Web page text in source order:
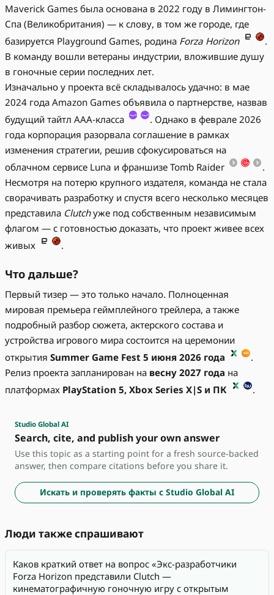
Maverick Games была основана в 2022 году в Лимингтон-
Спа (Великобритания) — к слову, в том же городе, где
базируется Playground Games, родина Forza Horizon
.
В команду вошли ветераны индустрии, вложившие душу
в гоночные серии последних лет.
Изначально у проекта всё складывалось удачно: в мае
2024 года Amazon Games объявила о партнерстве, назвав
будущий тайтл AAA-класса
. Однако в феврале 2026
года корпорация разорвала соглашение в рамках
изменения стратегии, решив сфокусироваться на
облачном сервисе Luna и франшизе Tomb Raider
.
Несмотря на потерю крупного издателя, команда не стала
сворачивать разработку и спустя всего несколько месяцев
представила Clutchуже под собственным независимым
флагом — с готовностью доказать, что проект живее всех
живых
.
Что дальше?
Первый тизер — это только начало. Полноценная
мировая премьера геймплейного трейлера, а также
подробный разбор сюжета, актерского состава и
устройства игрового мира состоится на церемонии
открытия Summer Game Fest 5 июня 2026 года
.
Релиз проекта запланирован на весну 2027 года на
платформах PlayStation 5, Xbox Series X|S и ПК .
Studio Global AI
Search, cite, and publish your own answer
Use this topic as a starting point for a fresh source-backed
answer, then compare citations before you share it.
Искать и проверять факты с Studio Global AI
Люди также спрашивают
Каков краткий ответ на вопрос «Экс-разработчики
Forza Horizon представили Clutch —
кинематографичную гоночную игру с открытым